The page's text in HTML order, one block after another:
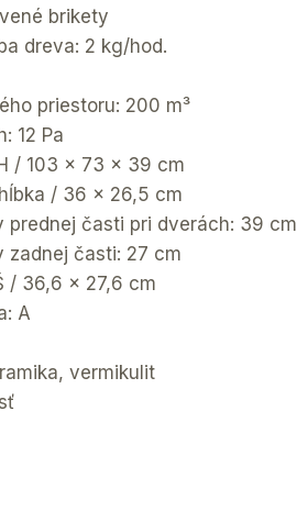
brikety
dreva: 2 kg/hod.
priestoru: 200 m³
12 Pa
/ 103 x 73 x 39 cm
/ 36 x 26,5 cm
prednej časti pri dverách: 39 cm
zadnej časti: 27 cm
/ 36,6 x 27,6 cm
A
vermikulit